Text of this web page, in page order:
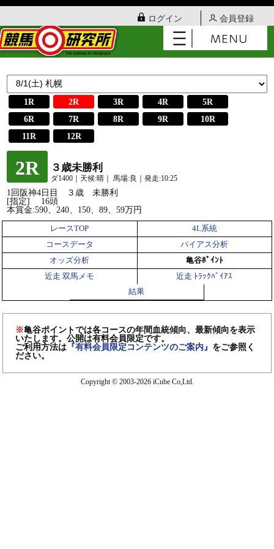
ログイン 会員登録
1R 2R 3R 4R
5R
6R
7R 8R 9R
10R
11R
12R
2R ３歳未勝利
ダ1400｜天候:晴｜ 馬場:良｜発走:10:25
1回阪神4日目 ３歳 未勝利
[指定] 16頭
本賞金:590、240、150、89、59万円
レースTOP
4L系統
コースデータ
バイアス分析
オッズ分析
亀谷ﾎﾟｲﾝﾄ
近走 双馬メモ
近走 ﾄﾗｯｸﾊﾞｲｱｽ
結果
※亀谷ポイントでは各コースの年間血統傾向、最新傾向を表示
いたします。公開は有料会員限定です。
ご利用方法は 『有料会員限定コンテンツのご案内』 をご参照く
ださい。
Copyright © 2003-2026 iCube Co,Ltd.